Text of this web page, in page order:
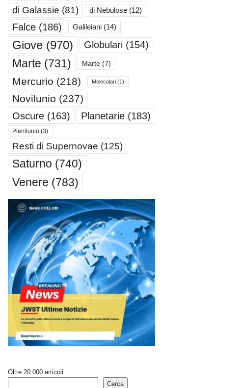
di Galassie (81) di Nebulose(12)
Falce(186) Galileiani(14)
Giove(970) Globulari (154)
Marte (731) Marte(7)
Mercurio (218) Molecolari(1)
Novilunio (237)
Oscure(163) Planetarie(183)
Plenilunio(3)
Resti di Supernovae (125)
Saturno (740)
Venere (783)
Oltre 20.000 articoli
Cerca